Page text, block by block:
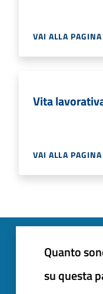
VAI ALLA PAGINA
Vita
VAI ALLA PAGINA
Quanto
su questa